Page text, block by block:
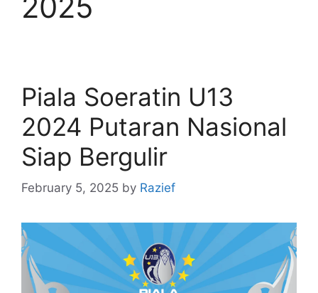
Piala Soeratin U13
2024 Putaran Nasional
Siap Bergulir
February 5, 2025 by Razief